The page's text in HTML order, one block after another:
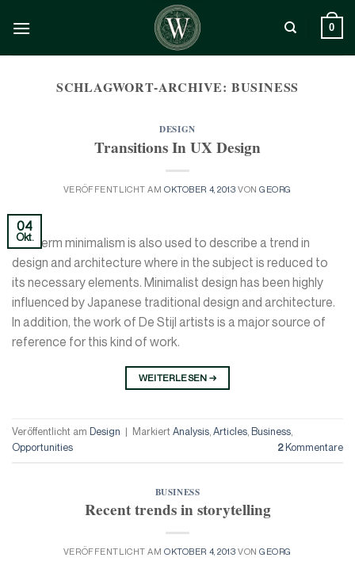
Inhalt
0
SCHLAGWORT-ARCHIVE: BUSINESS
DESIGN
Transitions In UX Design
VERÖFFENTLICHT AMOKTOBER 4, 2013 VONGEORG
04
Okt.
The term minimalism is also used to describe a trend in
design and architecture where in the subject is reduced to
its necessary elements. Minimalist design has been highly
influenced by Japanese traditional design and architecture.
In addition, the work of De Stijl artists is a major source of
reference for this kind of work.
WEITERLESEN →
Veröffentlicht am Design | Markiert Analysis Articles Business
Opportunities
2Kommentare
BUSINESS
Recent trends in storytelling
VERÖFFENTLICHT AMOKTOBER 4, 2013 VONGEORG